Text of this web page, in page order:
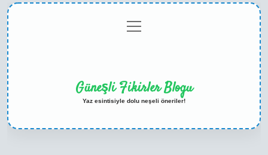
menüyü
aç
Güneşli Fikirler Blogu
Yaz esintisiyle dolu neşeli öneriler!